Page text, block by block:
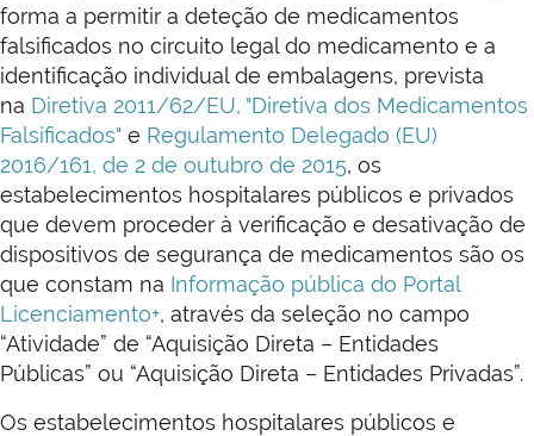
forma a permitir a deteção de medicamentos
falsificados no circuito legal do medicamento e a
identificação individual de embalagens, prevista
na Diretiva 2011/62/EU, "Diretiva dos Medicamentos
Falsificados" e Regulamento Delegado (EU)
2016/161, de 2 de outubro de 2015, os
estabelecimentos hospitalares públicos e privados
que devem proceder à verificação e desativação de
dispositivos de segurança de medicamentos são os
que constam na Informação pública do Portal
Licenciamento+, através da seleção no campo
“Atividade” de “Aquisição Direta – Entidades
Públicas” ou “Aquisição Direta – Entidades Privadas”.
Os estabelecimentos hospitalares públicos e